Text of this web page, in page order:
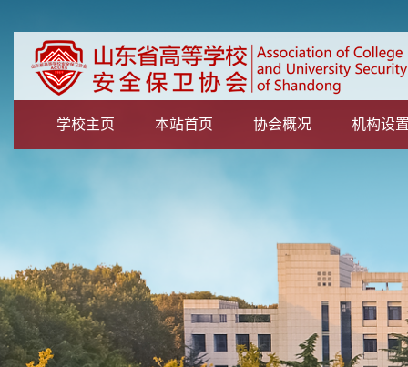
学校主页 本站首页 协会概况 机构设